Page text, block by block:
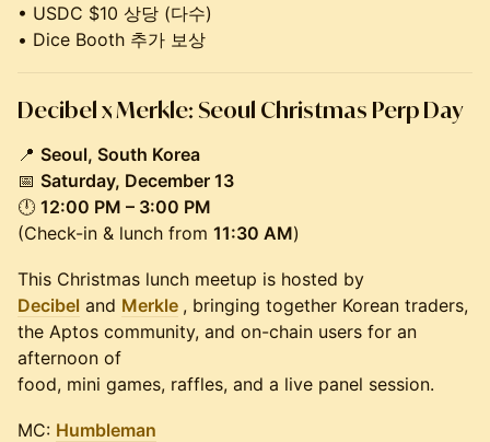
• USDC $10 상당 (다수)
• Dice Booth 추가 보상
Decibel x Merkle: Seoul Christmas Perp Day
📍 Seoul, South Korea
📅 Saturday, December 13
🕛 12:00 PM – 3:00 PM
(Check-in & lunch from 11:30 AM)
This Christmas lunch meetup is hosted by
Decibel and Merkle , bringing together Korean traders,
the Aptos community, and on-chain users for an
afternoon of
food, mini games, raffles, and a live panel session.
MC: Humbleman